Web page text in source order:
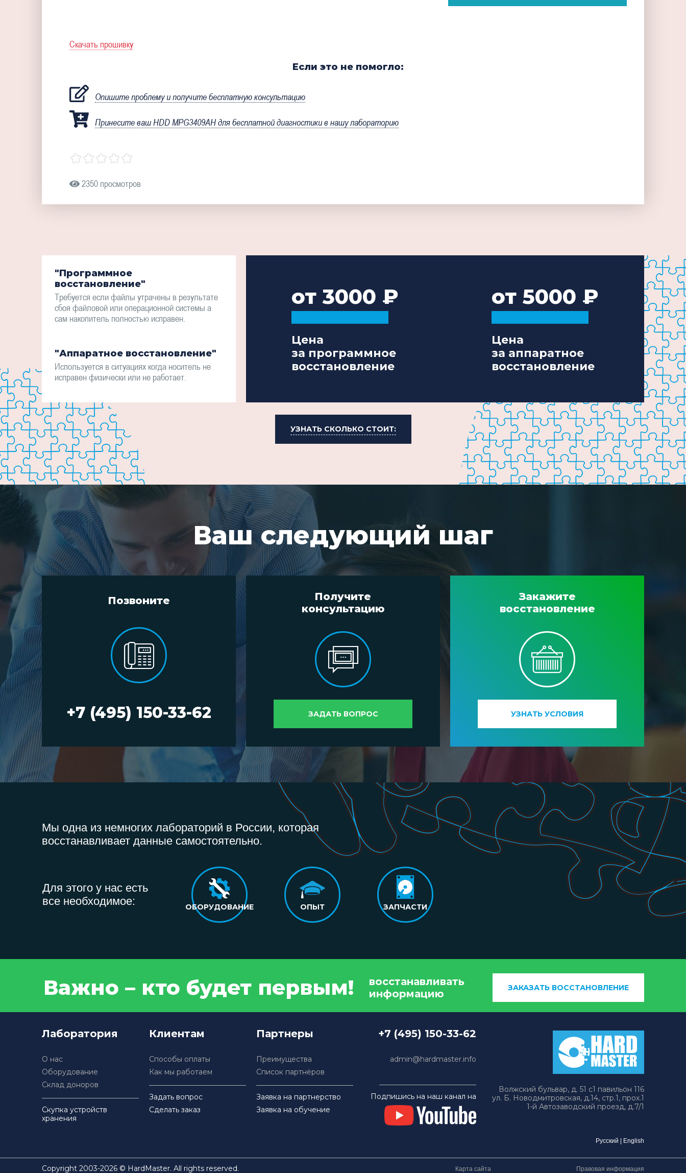
Скачать прошивку
Если это не помогло:
Опишите проблему и получите бесплатную консультацию
Принесите ваш HDD MPG3409AH для бесплатной диагностики в нашу лабораторию
2350 просмотров
"Программное
восстановление"
Требуется если файлы утрачены в результате
сбоя файловой или операционной системы а
сам накопитель полностью исправен.
"Аппаратное восстановление"
Используется в ситуациях когда носитель не
исправен физически или не работает.
от 3000
Цена
за программное
восстановление
от 5000
Цена
за аппаратное
восстановление
УЗНАТЬ СКОЛЬКО СТОИТ:
Ваш следующий шаг
Позвоните
+7 (495) 150-33-62
Получите
консультацию
ЗАДАТЬ ВОПРОС
Закажите
восстановление
УЗНАТЬ УСЛОВИЯ
Мы одна из немногих лабораторий в России, которая
восстанавливает данные самостоятельно.
Для этого у нас есть
все необходимое:
ОБОРУДОВАНИЕ ОПЫТ ЗАПЧАСТИ
Важно – кто будет первым!
восстанавливать
информацию
ЗАКАЗАТЬ ВОССТАНОВЛЕНИЕ
Лаборатория
О нас
Оборудование
Склад доноров
Скупка устройств
хранения
Клиентам
Способы оплаты
Как мы работаем
Задать вопрос
Сделать заказ
Партнеры
Преимущества
Список партнёров
Заявка на партнерство
Заявка на обучение
+7 (495) 150-33-62
admin@hardmaster.info
Подпишись на наш канал на
Волжский бульвар, д. 51 с1 павильон 116
ул. Б. Новодмитровская, д.14, стр.1, прох.1
1-й Автозаводский проезд, д.7/1
Русский English
Copyright 2003-2026 © HardMaster. All rights reserved. Карта сайта Правовая информация